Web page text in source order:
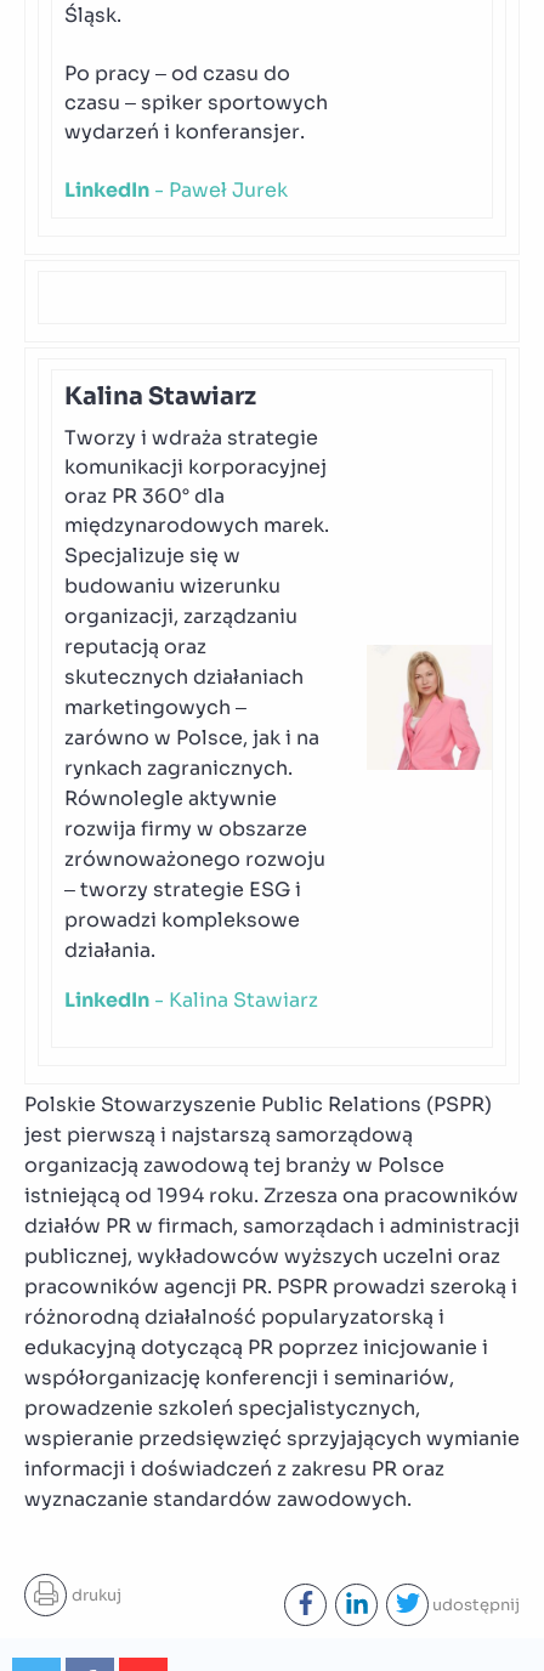
Śląsk.
Po pracy – od czasu do
czasu – spiker sportowych
wydarzeń i konferansjer.
LinkedIn - Paweł Jurek
Kalina Stawiarz
Tworzy i wdraża strategie
komunikacji korporacyjnej
oraz PR 360° dla
międzynarodowych marek.
Specjalizuje się w
budowaniu wizerunku
organizacji, zarządzaniu
reputacją oraz
skutecznych działaniach
marketingowych –
zarówno w Polsce, jak i na
rynkach zagranicznych.
Równolegle aktywnie
rozwija firmy w obszarze
zrównoważonego rozwoju
– tworzy strategie ESG i
prowadzi kompleksowe
działania.
LinkedIn - Kalina Stawiarz
Polskie Stowarzyszenie Public Relations (PSPR)
jest pierwszą i najstarszą samorządową
organizacją zawodową tej branży w Polsce
istniejącą od 1994 roku. Zrzesza ona pracowników
działów PR w firmach, samorządach i administracji
publicznej, wykładowców wyższych uczelni oraz
pracowników agencji PR. PSPR prowadzi szeroką i
różnorodną działalność popularyzatorską i
edukacyjną dotyczącą PR poprzez inicjowanie i
współorganizację konferencji i seminariów,
prowadzenie szkoleń specjalistycznych,
wspieranie przedsięwzięć sprzyjających wymianie
informacji i doświadczeń z zakresu PR oraz
wyznaczanie standardów zawodowych.
drukuj udostępnij